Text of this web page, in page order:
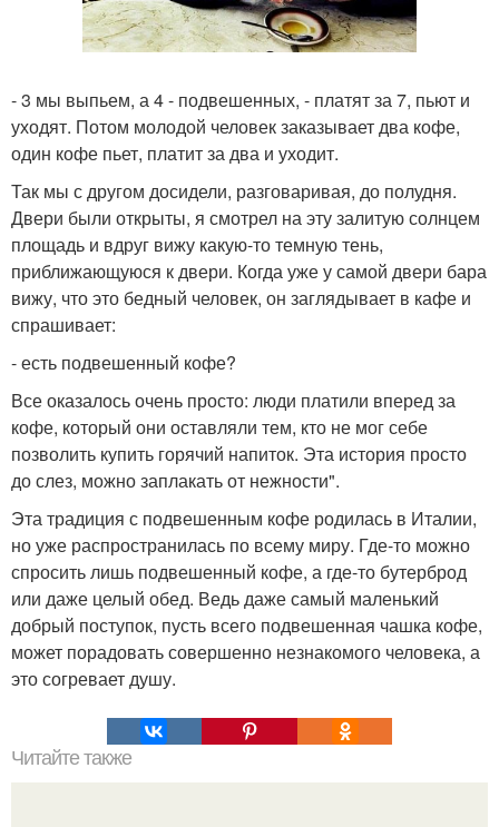
- 3 мы выпьем, а 4 - подвешенных, - платят за 7, пьют и
уходят. Потом молодой человек заказывает два кофе,
один кофе пьет, платит за два и уходит.
Так мы с другом досидели, разговаривая, до полудня.
Двери были открыты, я смотрел на эту залитую солнцем
площадь и вдруг вижу какую-то темную тень,
приближающуюся к двери. Когда уже у самой двери бара
вижу, что это бедный человек, он заглядывает в кафе и
спрашивает:
- есть подвешенный кофе?
Все оказалось очень просто: люди платили вперед за
кофе, который они оставляли тем, кто не мог себе
позволить купить горячий напиток. Эта история просто
до слез, можно заплакать от нежности".
Эта традиция с подвешенным кофе родилась в Италии,
но уже распространилась по всему миру. Где-то можно
спросить лишь подвешенный кофе, а где-то бутерброд
или даже целый обед. Ведь даже самый маленький
добрый поступок, пусть всего подвешенная чашка кофе,
может порадовать совершенно незнакомого человека, а
это согревает душу.
Читайте также